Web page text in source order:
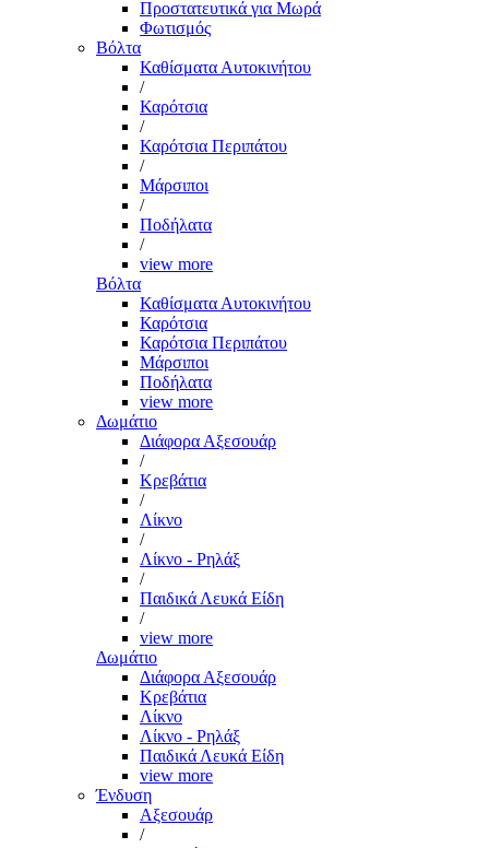
Προστατευτικά για Μωρά
Φωτισμός
Βόλτα
Καθίσματα Αυτοκινήτου
/
Καρότσια
/
Καρότσια Περιπάτου
/
Μάρσιποι
/
Ποδήλατα
/
view more
Βόλτα
Καθίσματα Αυτοκινήτου
Καρότσια
Καρότσια Περιπάτου
Μάρσιποι
Ποδήλατα
view more
Δωμάτιο
Διάφορα Αξεσουάρ
/
Κρεβάτια
/
Λίκνο
/
Λίκνο - Ρηλάξ
/
Παιδικά Λευκά Είδη
/
view more
Δωμάτιο
Διάφορα Αξεσουάρ
Κρεβάτια
Λίκνο
Λίκνο - Ρηλάξ
Παιδικά Λευκά Είδη
view more
Ένδυση
Αξεσουάρ
/